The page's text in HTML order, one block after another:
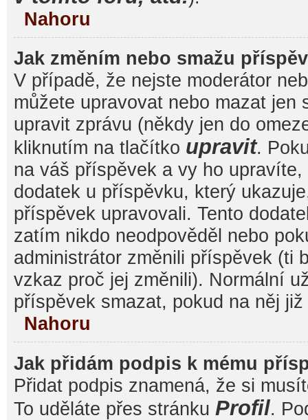
Nahoru
Jak změním nebo smažu
V případě, že nejste moderátor
můžete upravovat nebo mazat jen
upravit zprávu (někdy jen do
kliknutím na tlačítko upravit.
na váš příspěvek a vy ho
dodatek u příspěvku, který
příspěvek upravovali. Tento
zatím nikdo neodpověděl nebo
administrátor změnili příspěvek (ti
vzkaz proč jej změnili). Normální
příspěvek smazat, pokud na něj
Nahoru
Jak přidám podpis k mému
Přidat podpis znamená, že si
To uděláte přes stránku Profil.